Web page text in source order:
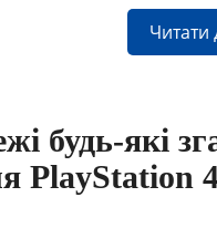
Читати
будь-які
PlayStation